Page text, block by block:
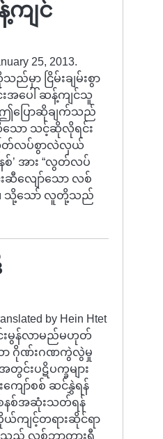
ကျင်
25, 2013.
ည်မှာ ငြိမ်းချမ်းစွာ
းအပေါ် ဆန့်ကျင်သူ
ဤပြောဆိုချက်သည်
သော သင့်ဆိုလိုရင်း
လွတ်လပ်စွာလဲလှယ်
စ်’ အား “လွတ်လပ်
းဆီလျော်သော လစ်
။ သို့သော် လူတို့သည်
by Hein Htet
းမွန်လာမည်မဟုတ်
ော ဂိုဏ်းဂဏကွဲလွဲမှု
တွင်းပဋိပက္ခများ
ျော်စစ် ဆင်နွှဲရန်
စနစ်အဆုံးသတ်ရန်
ျင့်တရားဆိုင်ရာ
သည် လစ်ဘာတားရီ